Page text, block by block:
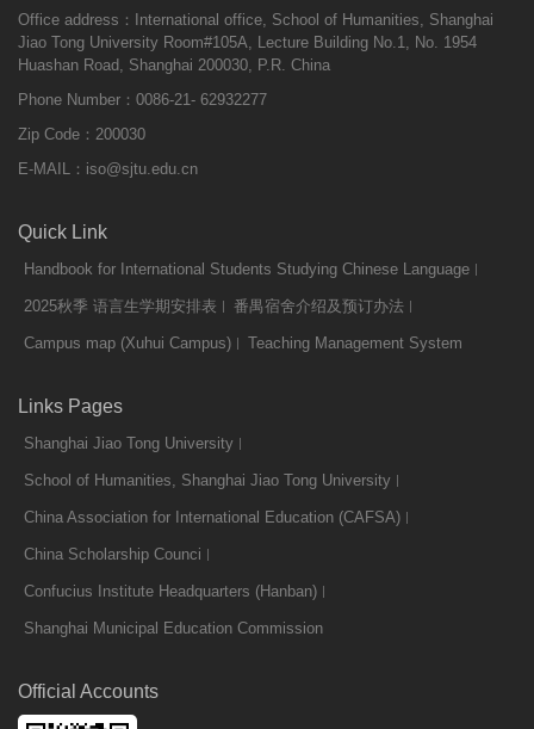
Office address：International office, School of Humanities, Shanghai
Jiao Tong University Room#105A, Lecture Building No.1, No. 1954
Huashan Road, Shanghai 200030, P.R. China
Phone Number：0086-21- 62932277
Zip Code：200030
E-MAIL： iso@sjtu.edu.cn
Quick Link
Handbook for International Students Studying Chinese Language
2025秋季 语言生学期安排表 番禺宿舍介绍及预订办法
Campus map (Xuhui Campus) Teaching Management System
Links Pages
Shanghai Jiao Tong University
School of Humanities, Shanghai Jiao Tong University
China Association for International Education (CAFSA)
China Scholarship Counci
Confucius Institute Headquarters (Hanban)
Shanghai Municipal Education Commission
Official Accounts